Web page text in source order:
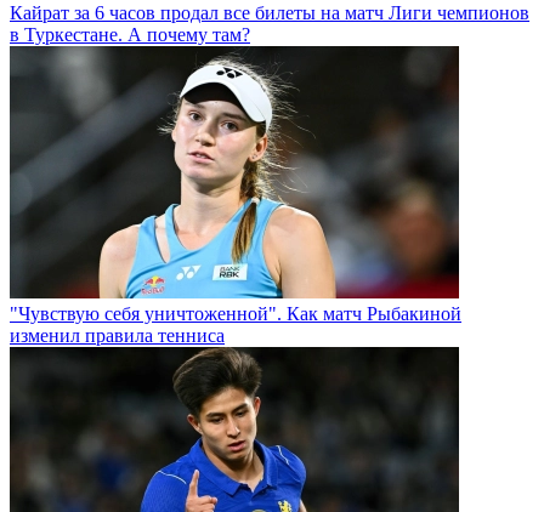
Кайрат за 6 часов продал все билеты на матч Лиги чемпионов
в Туркестане. А почему там?
"Чувствую себя уничтоженной". Как матч Рыбакиной
изменил правила тенниса